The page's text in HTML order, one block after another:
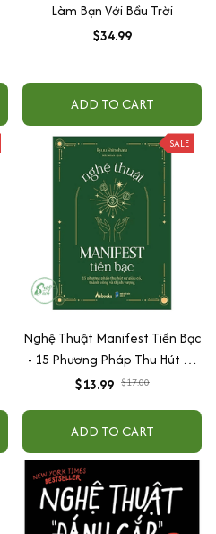
Làm Bạn Với Bầu Trời
$34.99
ADD TO CART
SALE
Nghệ Thuật Manifest Tiền Bạc
- 15 Phương Pháp Thu Hút Sự
Giàu Có, Thành Công Và Thịnh
$13.99 $17.00
ADD TO CART